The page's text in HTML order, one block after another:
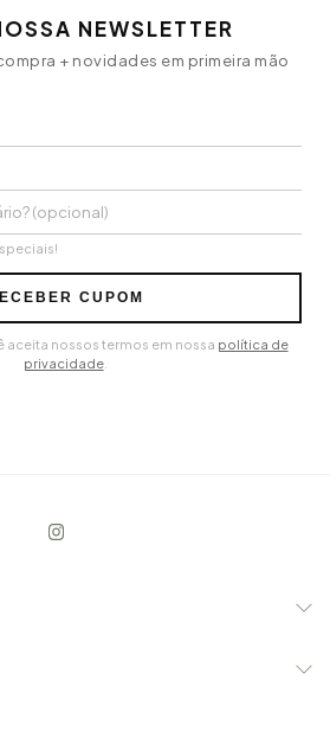
NEWSLETTER
+ novidades em primeira mão
CUPOM
aceita nossos termos em nossa política de
privacidade.